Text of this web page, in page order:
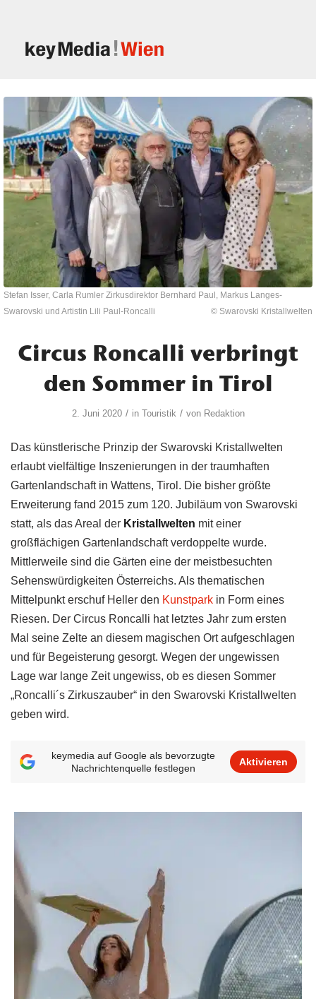
Stefan Isser, Carla Rumler Zirkusdirektor Bernhard Paul, Markus Langes-
Swarovski und Artistin Lili Paul-Roncalli
© Swarovski Kristallwelten
Circus Roncalli verbringt
den Sommer in Tirol
2. Juni 2020 / in Touristik / von Redaktion
Das künstlerische Prinzip der Swarovski Kristallwelten
erlaubt vielfältige Inszenierungen in der traumhaften
Gartenlandschaft in Wattens, Tirol. Die bisher größte
Erweiterung fand 2015 zum 120. Jubiläum von Swarovski
statt, als das Areal der Kristallwelten mit einer
großflächigen Gartenlandschaft verdoppelte wurde.
Mittlerweile sind die Gärten eine der meistbesuchten
Sehenswürdigkeiten Österreichs. Als thematischen
Mittelpunkt erschuf Heller den Kunstpark in Form eines
Riesen. Der Circus Roncalli hat letztes Jahr zum ersten
Mal seine Zelte an diesem magischen Ort aufgeschlagen
und für Begeisterung gesorgt. Wegen der ungewissen
Lage war lange Zeit ungewiss, ob es diesen Sommer
„Roncalli´s Zirkuszauber“ in den Swarovski Kristallwelten
geben wird.
keymedia auf Google als bevorzugte
Nachrichtenquelle festlegen
Aktivieren